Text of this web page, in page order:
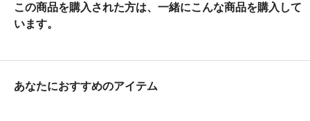
この商品を購入された方は、一緒にこんな商品を購入して
います。
あなたにおすすめのアイテム